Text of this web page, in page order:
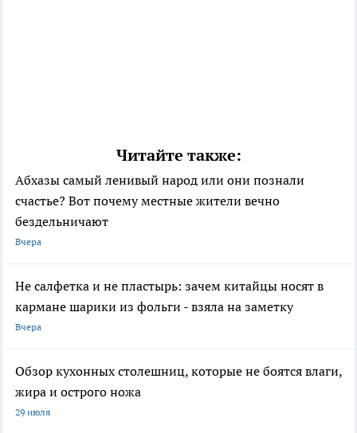
Читайте также:
Абхазы самый ленивый народ или они познали
счастье? Вот почему местные жители вечно
бездельничают
Вчера
Не салфетка и не пластырь: зачем китайцы носят в
кармане шарики из фольги - взяла на заметку
Вчера
Обзор кухонных столешниц, которые не боятся влаги,
жира и острого ножа
29 июля